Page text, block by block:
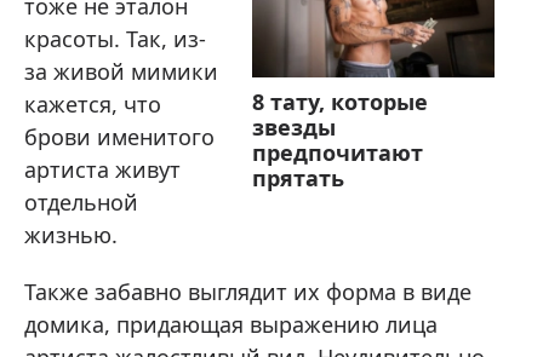
8 тату, которые
звезды
предпочитают
прятать
тоже не эталон
красоты. Так, из-
за живой мимики
кажется, что
брови именитого
артиста живут
отдельной
жизнью.
Также забавно выглядит их форма в виде
домика, придающая выражению лица